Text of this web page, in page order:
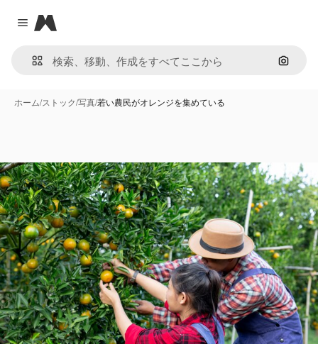
Close menu
Magnific
画像で
ホーム/ストック/写真/若い農民がオレンジを集めている